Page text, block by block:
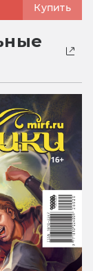
Купить